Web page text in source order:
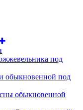
под
обыкновенной под
обыкновенной